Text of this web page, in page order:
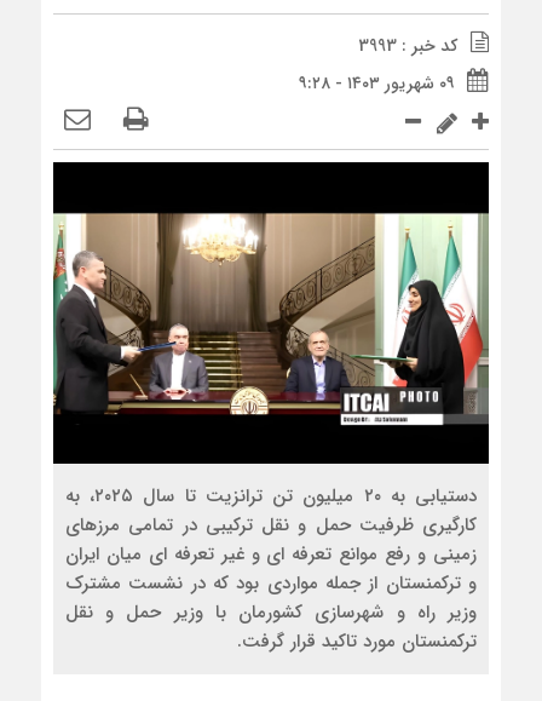
کد خبر : 3993
۰۹ شهریور ۱۴۰۳ - ۹:۲۸
دستیابی به ۲۰ میلیون تن ترانزیت تا سال ۲۰۲۵، به
کارگیری ظرفیت حمل و نقل ترکیبی در تمامی مرزهای
زمینی و رفع موانع تعرفه ای و غیر تعرفه ای میان ایران
و ترکمنستان از جمله مواردی بود که در نشست مشترک
وزیر راه و شهرسازی کشورمان با وزیر حمل و نقل
ترکمنستان مورد تاکید قرار گرفت.